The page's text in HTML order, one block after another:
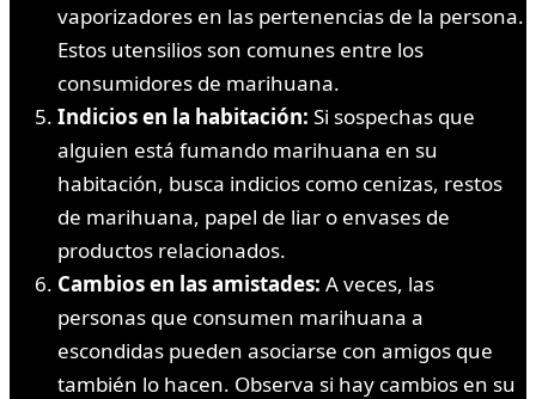
vaporizadores en las pertenencias de la persona.
Estos utensilios son comunes entre los
consumidores de marihuana.
Indicios en la habitación: Si sospechas que
alguien está fumando marihuana en su
habitación, busca indicios como cenizas, restos
de marihuana, papel de liar o envases de
productos relacionados.
Cambios en las amistades: A veces, las
personas que consumen marihuana a
escondidas pueden asociarse con amigos que
también lo hacen. Observa si hay cambios en su